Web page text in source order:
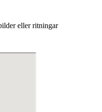
eller ritningar